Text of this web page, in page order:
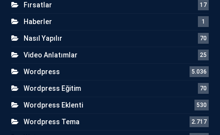
Fırsatlar 17
Haberler 1
Nasıl Yapılır 70
Video Anlatımlar 25
Wordpress 5.036
Wordpress Eğitim 70
Wordpress Eklenti 530
Wordpress Tema 2.717